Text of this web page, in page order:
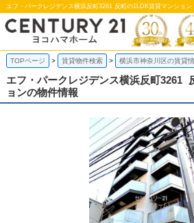
エフ・パークレジデンス横浜反町3261 反町の1LDK賃貸マンショ
TOPページ 賃貸物件検索 横浜市神奈川区の賃貸
エフ・パークレジデンス横浜反町3261
ョンの物件情報